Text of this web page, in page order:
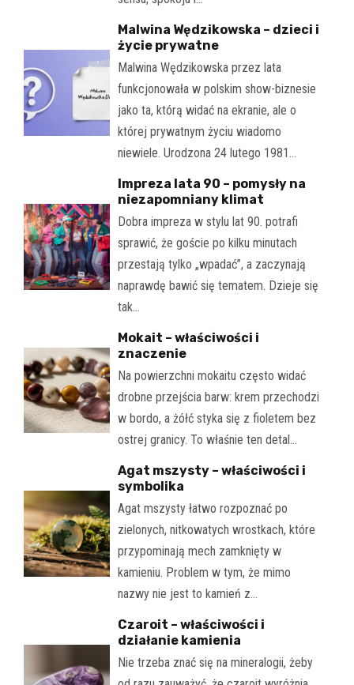
Malwina Wędzikowska – dzieci i
życie prywatne
Malwina Wędzikowska przez lata
funkcjonowała w polskim show-biznesie
jako ta, którą widać na ekranie, ale o
której prywatnym życiu wiadomo
niewiele. Urodzona 24 lutego 1981…
Impreza lata 90 – pomysły na
niezapomniany klimat
Dobra impreza w stylu lat 90. potrafi
sprawić, że goście po kilku minutach
przestają tylko „wpadać”, a zaczynają
naprawdę bawić się tematem. Dzieje się
tak…
Mokait – właściwości i
znaczenie
Na powierzchni mokaitu często widać
drobne przejścia barw: krem przechodzi
w bordo, a żółć styka się z fioletem bez
ostrej granicy. To właśnie ten detal…
Agat mszysty – właściwości i
symbolika
Agat mszysty łatwo rozpoznać po
zielonych, nitkowatych wrostkach, które
przypominają mech zamknięty w
kamieniu. Problem w tym, że mimo
nazwy nie jest to kamień z…
Czaroit – właściwości i
działanie kamienia
Nie trzeba znać się na mineralogii, żeby